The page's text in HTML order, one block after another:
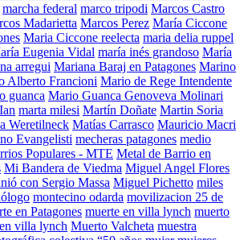
marcha federal marco tripodi Marcos Castro
Madarietta Marcos Perez María Ciccone
Maria Ciccone reelecta maria delia ruppel
Eugenia Vidal maría inés grandoso María
arregui Mariana Baraj en Patagones Marino
Alberto Francioni Mario de Rege Intendente
guanca Mario Guanca Genoveva Molinari
marta milesi Martín Doñate Martin Soria
Weretilneck Matías Carrasco Mauricio Macri
Evangelisti mecheras patagones medio
Populares - MTE Metal de Barrio en
Mi Bandera de Viedma Miguel Angel Flores
con Sergio Massa Miguel Pichetto miles
montecino odarda movilizacion 25 de
en Patagones muerte en villa lynch muerto
villa lynch Muerto Valcheta muestra